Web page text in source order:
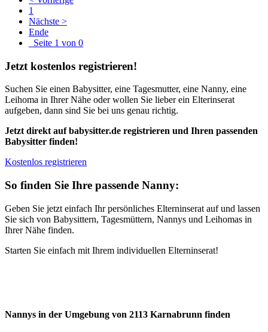
1
Nächste >
Ende
Seite 1 von 0
Jetzt kostenlos registrieren!
Suchen Sie einen Babysitter, eine Tagesmutter, eine Nanny, eine
Leihoma in Ihrer Nähe oder wollen Sie lieber ein Elterinserat
aufgeben, dann sind Sie bei uns genau richtig.
Jetzt direkt auf babysitter.de registrieren und Ihren passenden
Babysitter finden!
Kostenlos registrieren
So finden Sie Ihre passende Nanny:
Geben Sie jetzt einfach Ihr persönliches Elterninserat auf und lassen
Sie sich von Babysittern, Tagesmüttern, Nannys und Leihomas in
Ihrer Nähe finden.
Starten Sie einfach mit Ihrem individuellen Elterninserat!
Nannys in der Umgebung von 2113 Karnabrunn finden